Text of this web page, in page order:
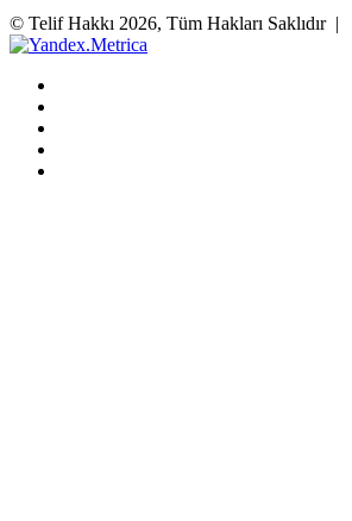
© Telif Hakkı 2026, Tüm Hakları Saklıdır |